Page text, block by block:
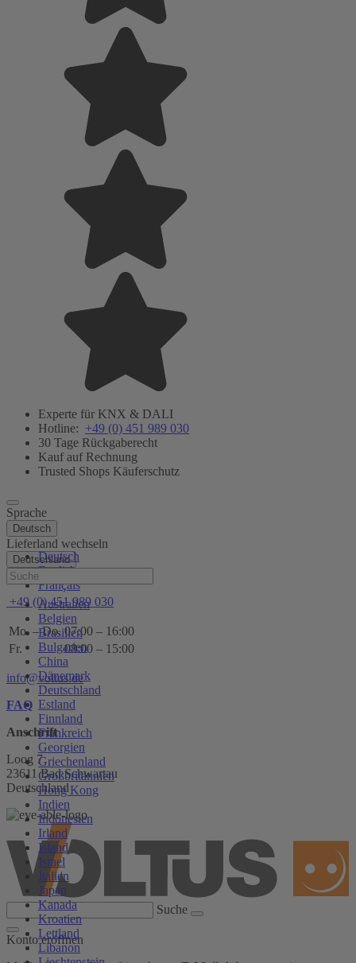
Experte für KNX & DALI
Hotline: +49 (0) 451 989 030
30 Tage Rückgaberecht
Kauf auf Rechnung
Trusted Shops Käuferschutz
Sprache
Deutsch
Deutsch
English
Français
Lieferland wechseln
Deutschland
Australien
Belgien
Brasilien
Bulgarien
China
Dänemark
Deutschland
Estland
Finnland
Frankreich
Georgien
Griechenland
Großbritannien
Hong Kong
Indien
Indonesien
Irland
Island
Israel
Italien
Japan
Kanada
Kroatien
Lettland
Libanon
Hilfe
+49 (0) 451 989 030
Mo. – Do. 07:00 – 16:00
Fr.
08:00 – 15:00
info@voltus.de
FAQ
Anschrift
Loog 7
23611 Bad Schwartau
Deutschland
Suche
Konto eröffnen